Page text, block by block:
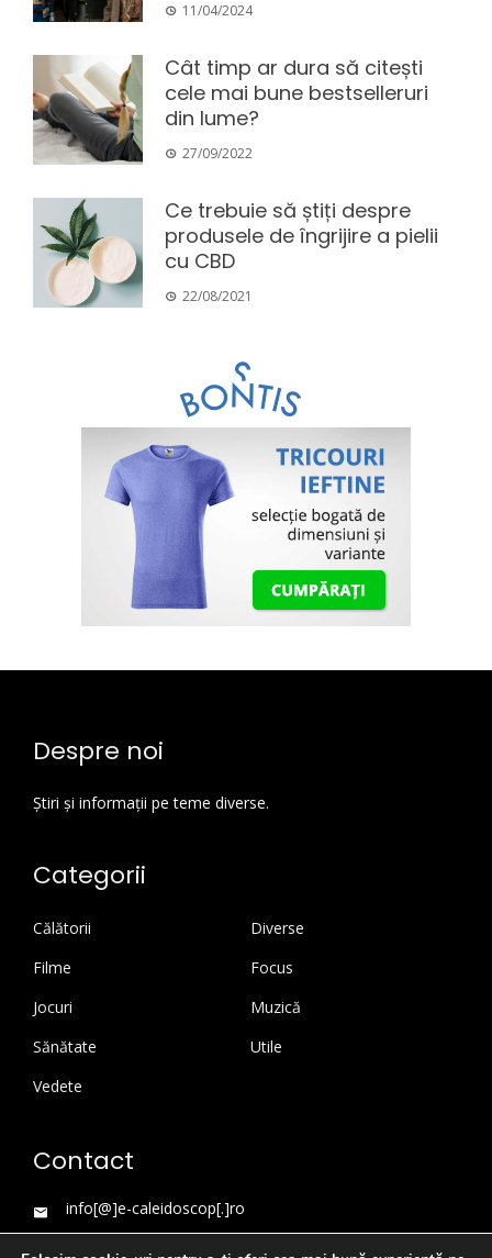
11/04/2024
Cât timp ar dura să citești
cele mai bune bestselleruri
din lume?
27/09/2022
Ce trebuie să știți despre
produsele de îngrijire a pielii
cu CBD
22/08/2021
Despre noi
Știri și informații pe teme diverse.
Categorii
Călătorii
Diverse
Filme
Focus
Jocuri
Muzică
Sănătate
Utile
Vedete
Contact
info[@]e-caleidoscop[.]ro